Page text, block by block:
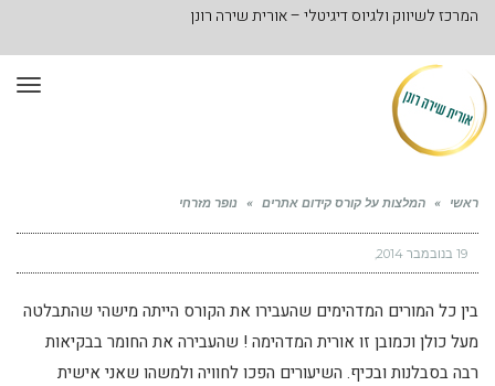
המרכז לשיווק ולגיוס דיגיטלי – אורית שירה רונן
ראשי » המלצות על קורס קידום אתרים » נופר מזרחי
19 בנובמבר 2014
בין כל המורים המדהימים שהעבירו את הקורס הייתה מישהי שהתבלטה
מעל כולן וכמובן זו אורית המדהימה ! שהעבירה את החומר בבקיאות
רבה בסבלנות ובכיף. השיעורים הפכו לחוויה ולמשהו שאני אישית